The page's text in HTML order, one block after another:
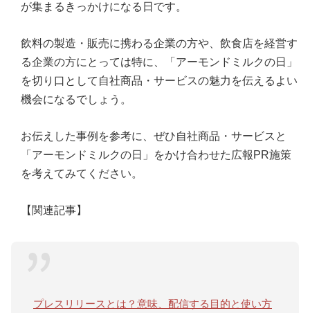
が集まるきっかけになる日です。
飲料の製造・販売に携わる企業の方や、飲食店を経営す
る企業の方にとっては特に、「アーモンドミルクの日」
を切り口として自社商品・サービスの魅力を伝えるよい
機会になるでしょう。
お伝えした事例を参考に、ぜひ自社商品・サービスと
「アーモンドミルクの日」をかけ合わせた広報PR施策
を考えてみてください。
【関連記事】
プレスリリースとは？意味、配信する目的と使い方